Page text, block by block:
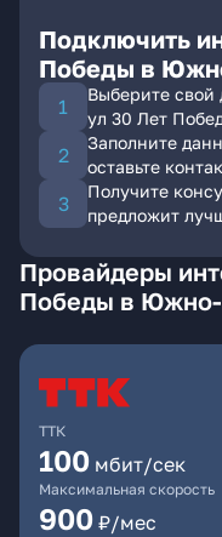
Подключить
Победы в
Выберите свой
ул 30 Лет
Заполните
оставьте
Получите
предложит
Провайдеры
Победы в Южно-
ТТК
100 мбит/сек
Максимальная скорость
900 ₽/мес